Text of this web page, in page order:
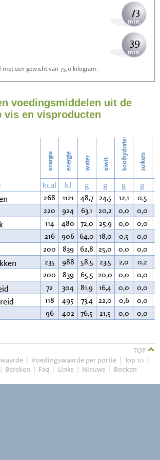
73
39
127
146
met een gewicht van 75,0 kilogram.
voedingsmiddelen uit de
vis en visproducten
energie energie water eiwit koolhydraten suikers
kcal kJ g g g g
268 1121 48,7 24,5 12,1 0,5
220 924 63,1 20,2 0,0 0,0
114 480 72,0 25,9 0,0 0,0
216 906 64,0 18,0 0,5 0,0
200 839 62,8 25,0 0,0 0,0
235 988 58,5 23,5 2,0 0,2
200 839 65,5 20,0 0,0 0,0
72 304 81,9 16,4 0,0 0,0
118 495 73,4 22,0 0,6 0,0
96 402 76,5 21,5 0,0 0,0
TOP
| Voedingswaarde per portie | Top 10 |
| Bereken | Faq | Links | Nieuws | Boeken